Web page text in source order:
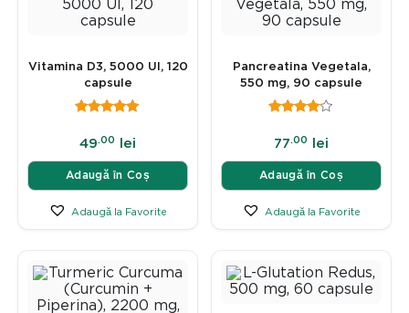
Vitamina D3, 5000 UI, 120
capsule
49 .00 lei
Adaugă în Coș
Adaugă la Favorite
Pancreatina Vegetala,
550 mg, 90 capsule
77 .00 lei
Adaugă în Coș
Adaugă la Favorite